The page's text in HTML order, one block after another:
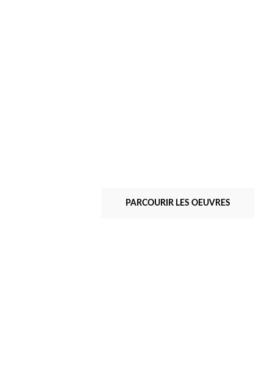
PARCOURIR LES OEUVRES